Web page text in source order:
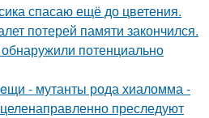
спасаю ещё до цветения.
потерей памяти закончился.
потенциально
- мутанты рода хиаломма -
преследуют